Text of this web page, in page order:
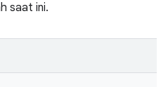
saat ini.